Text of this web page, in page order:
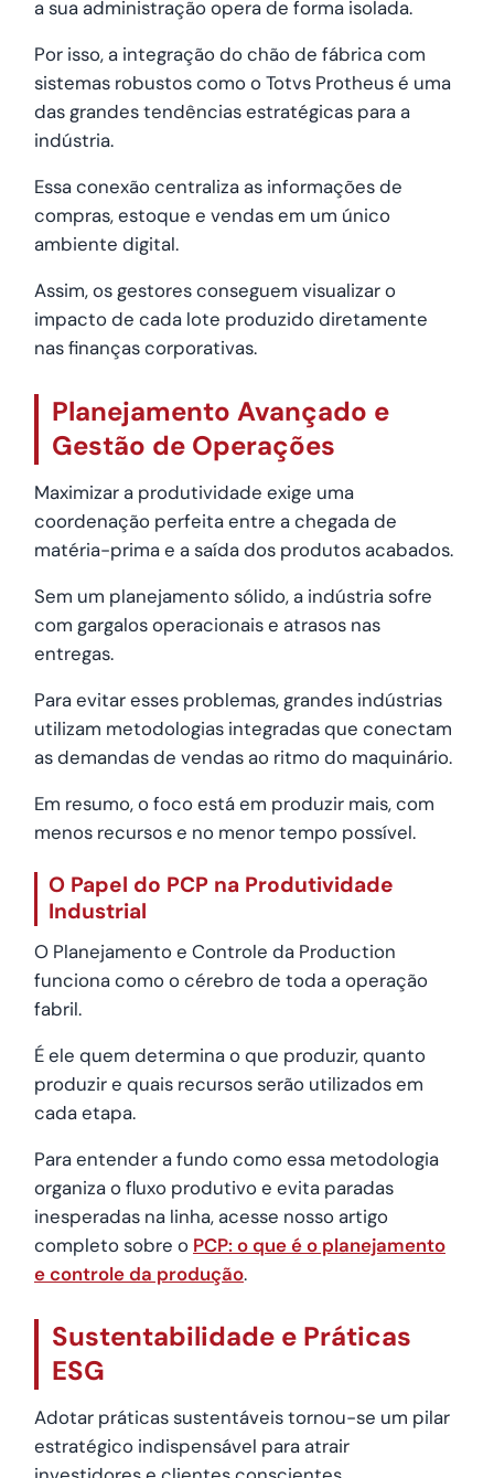
a sua administração opera de forma isolada.
Por isso, a integração do chão de fábrica com
sistemas robustos como o Totvs Protheus é uma
das grandes tendências estratégicas para a
indústria.
Essa conexão centraliza as informações de
compras, estoque e vendas em um único
ambiente digital.
Assim, os gestores conseguem visualizar o
impacto de cada lote produzido diretamente
nas finanças corporativas.
Planejamento Avançado e
Gestão de Operações
Maximizar a produtividade exige uma
coordenação perfeita entre a chegada de
matéria-prima e a saída dos produtos acabados.
Sem um planejamento sólido, a indústria sofre
com gargalos operacionais e atrasos nas
entregas.
Para evitar esses problemas, grandes indústrias
utilizam metodologias integradas que conectam
as demandas de vendas ao ritmo do maquinário.
Em resumo, o foco está em produzir mais, com
menos recursos e no menor tempo possível.
O Papel do PCP na Produtividade
Industrial
O Planejamento e Controle da Production
funciona como o cérebro de toda a operação
fabril.
É ele quem determina o que produzir, quanto
produzir e quais recursos serão utilizados em
cada etapa.
Para entender a fundo como essa metodologia
organiza o fluxo produtivo e evita paradas
inesperadas na linha, acesse nosso artigo
completo sobre o PCP: o que é o planejamento
e controle da produção.
Sustentabilidade e Práticas
ESG
Adotar práticas sustentáveis tornou-se um pilar
estratégico indispensável para atrair